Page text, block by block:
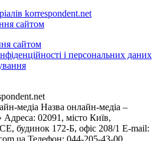
korrespondent.net
сайтом
сайтом
і персональних даних
медіа Назва онлайн-медіа –
02091, місто Київ,
172-Б, офіс 208/1 E-mail:
Телефон: 044-205-43-00